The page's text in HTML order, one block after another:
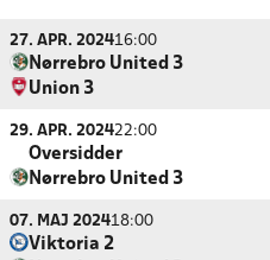
27. APR. 202416:00
Nørrebro United 3
Union 3
29. APR. 202422:00
Oversidder
Nørrebro United 3
07. MAJ 202418:00
Viktoria 2